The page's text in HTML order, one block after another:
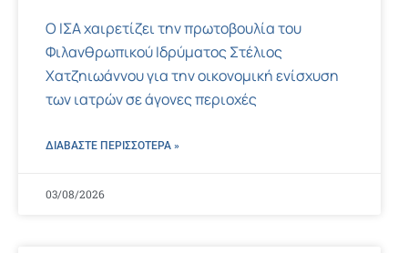
Ο ΙΣΑ χαιρετίζει την πρωτοβουλία του
Φιλανθρωπικού Ιδρύματος Στέλιος
Χατζηιωάννου για την οικονομική ενίσχυση
των ιατρών σε άγονες περιοχές
ΔΙΑΒΑΣΤΕ ΠΕΡΙΣΣΌΤΕΡΑ »
03/08/2026